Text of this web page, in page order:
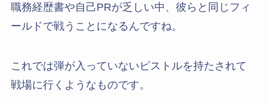
職務経歴書や自己PRが乏しい中、彼らと同じフィ
ールドで戦うことになるんですね。
これでは弾が入っていないピストルを持たされて
戦場に行くようなものです。